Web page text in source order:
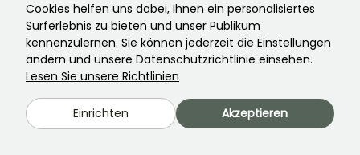
Cookies helfen uns dabei, Ihnen ein personalisiertes
Surferlebnis zu bieten und unser Publikum
kennenzulernen. Sie können jederzeit die Einstellungen
ändern und unsere Datenschutzrichtlinie einsehen.
Lesen Sie unsere Richtlinien
Einrichten Akzeptieren
Dieses Formular ist durch reCAPTCHA geschützt – es gelten die